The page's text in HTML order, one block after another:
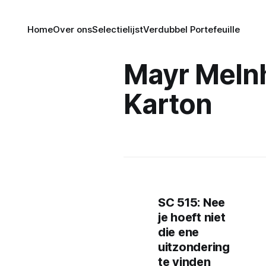
HomeOver onsSelectielijstVerdubbel Portefeuille
Mayr
Karton
SC 515: Nee
je hoeft niet
die ene
uitzondering
te vinden